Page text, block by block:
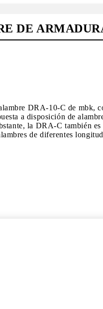
DE
DRA-10-C de mbk,
a disposición de
la DRA-C también